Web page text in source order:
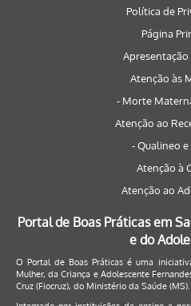
Política de
Página
Atenção às
- Morte
Atenção ao
- Qualineo e
Atenção à
Atenção ao
Portal de Boas Práticas em
e do
O Portal de Boas Práticas é uma
Mulher, da Criança e Adolescente
Cruz (Fiocruz), do Ministério da Saúde (MS).